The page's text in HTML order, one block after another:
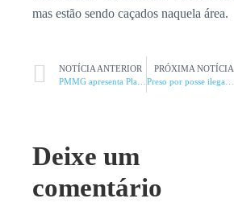
mas estão sendo caçados naquela área.
NOTÍCIA ANTERIOR
PRÓXIMA NOTÍCIA
Deixe um
comentário